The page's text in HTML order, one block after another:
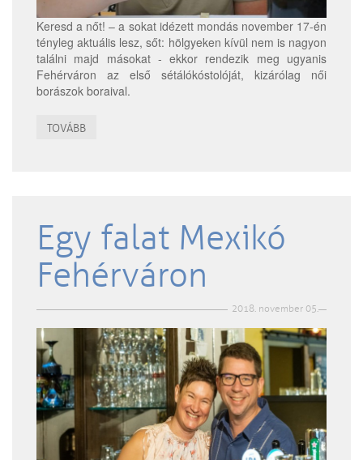
Keresd a nőt! – a sokat idézett mondás november 17-én
tényleg aktuális lesz, sőt: hölgyeken kívül nem is nagyon
találni majd másokat - ekkor rendezik meg ugyanis
Fehérváron az első sétálókóstolóját, kizárólag női
borászok boraival.
TOVÁBB
Egy falat Mexikó
Fehérváron
2018. november 05.